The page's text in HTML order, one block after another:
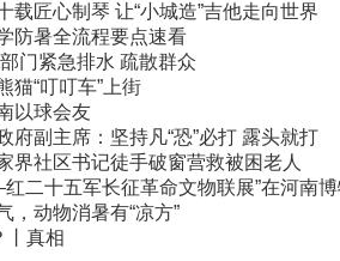
载匠心制琴 让“小城造”吉他走向世界
防暑全流程要点速看
门紧急排水 疏散群众
猫“叮叮车”上街
以球会友
府副主席：坚持凡“恐”必打 露头就打
界社区书记徒手破窗营救被困老人
二十五军长征革命文物联展”在河南
，动物消暑有“凉方”
丨真相